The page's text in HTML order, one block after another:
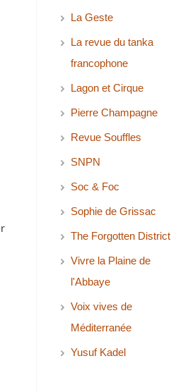
La Geste
La revue du tanka
francophone
Lagon et Cirque
Pierre Champagne
Revue Souffles
SNPN
Soc & Foc
Sophie de Grissac
The Forgotten District
Vivre la Plaine de
l'Abbaye
Voix vives de
Méditerranée
Yusuf Kadel